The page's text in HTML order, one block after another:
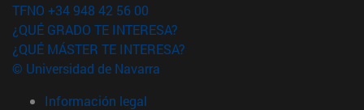
TFNO +34 948 42 56 00
¿QUÉ GRADO TE INTERESA?
¿QUÉ MÁSTER TE INTERESA?
© Universidad de Navarra
Información legal